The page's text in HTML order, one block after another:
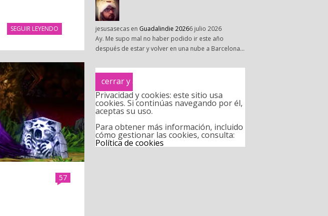
SEGUIR LEYENDO
57
jesusasecas en Guadalindie 20266 julio 2026
Ay. Me supo mal no haber podido ir este año
después de estar y volver en una nube a Barcelona…
Privacidad y cookies: este sitio usa
cookies. Si continúas navegando por él,
aceptas su uso.
Para obtener más información, incluido
cómo gestionar las cookies, consulta:
Política de cookies